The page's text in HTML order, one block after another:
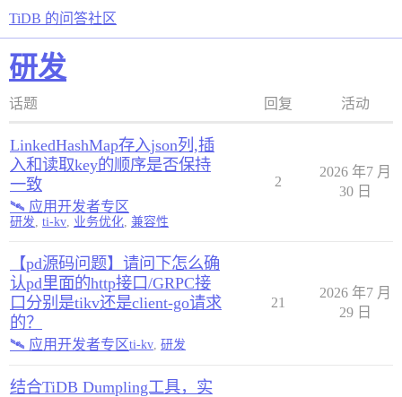
TiDB 的问答社区
研发
话题 回复 活动
LinkedHashMap存入json列,插
入和读取key的顺序是否保持
一致
🛰️ 应用开发者专区
研发, ti-kv, 业务优化, 兼容性
2
2026 年7 月
30 日
【pd源码问题】请问下怎么确
认pd里面的http接口/GRPC接
口分别是tikv还是client-go请求
的？
🛰️ 应用开发者专区ti-kv 研发
21
2026 年7 月
29 日
结合TiDB Dumpling工具，实